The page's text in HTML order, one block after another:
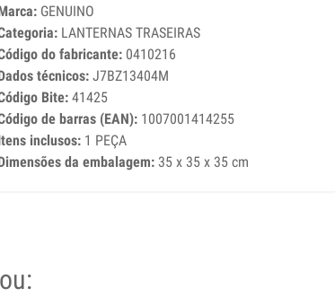
GENUINO
LANTERNAS TRASEIRAS
do fabricante:0410216
técnicos:J7BZ13404M
Bite:41425
de barras (EAN):1007001414255
inclusos:1 PEÇA
da embalagem:35 x 35 x 35 cm